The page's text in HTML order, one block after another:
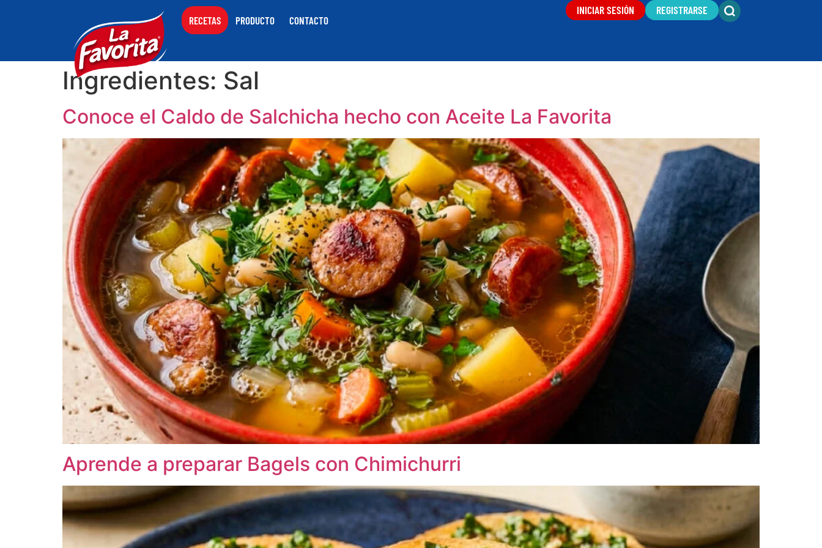
RECETAS PRODUCTO CONTACTO
INICIAR SESIÓN REGISTRARSE
Ingredientes: Sal
Conoce el Caldo de Salchicha hecho con Aceite La Favorita
Aprende a preparar Bagels con Chimichurri